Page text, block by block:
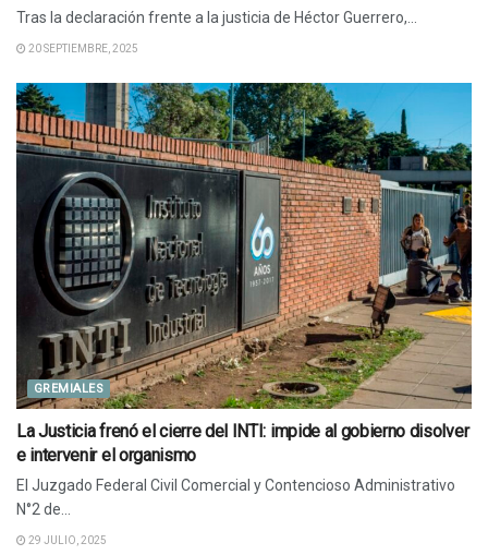
Tras la declaración frente a la justicia de Héctor Guerrero,...
20 SEPTIEMBRE, 2025
GREMIALES
La Justicia frenó el cierre del INTI: impide al gobierno disolver
e intervenir el organismo
El Juzgado Federal Civil Comercial y Contencioso Administrativo
N°2 de...
29 JULIO, 2025